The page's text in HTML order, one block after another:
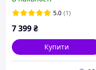
комплекті)
5.0 (1)
7 399₴
Купити